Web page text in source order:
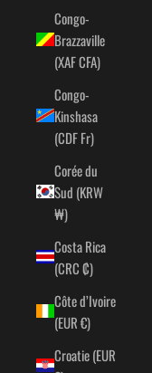
Congo-
Brazzaville
(XAF CFA)
Congo-
Kinshasa
(CDF Fr)
Corée du
Sud (KRW
₩)
Costa Rica
(CRC ₡)
Côte d’Ivoire
(EUR €)
Croatie (EUR